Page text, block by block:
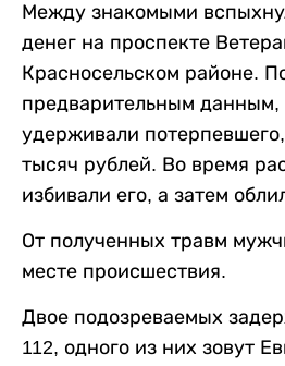
Между знакомыми
денег на проспекте
Красносельском районе.
предварительным
удерживали
тысяч рублей. Во время
избивали его, а затем
От полученных травм
месте происшествия.
Двое подозреваемых
112, одного из них зовут